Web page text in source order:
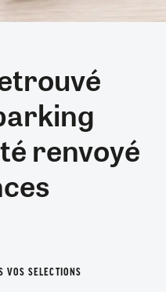
renvoyé
VOS SELECTIONS